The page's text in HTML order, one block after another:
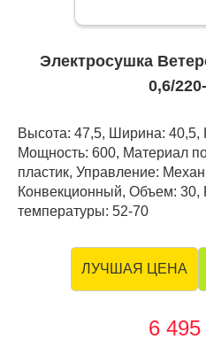
Электросушка
0,6/
Высота: 47,5, Ширина: 40,5,
Мощность: 600, Материал
пластик, Управление:
Конвекционный, Объем: 30,
температуры: 52-70
ЛУЧШАЯ ЦЕНА
6 495